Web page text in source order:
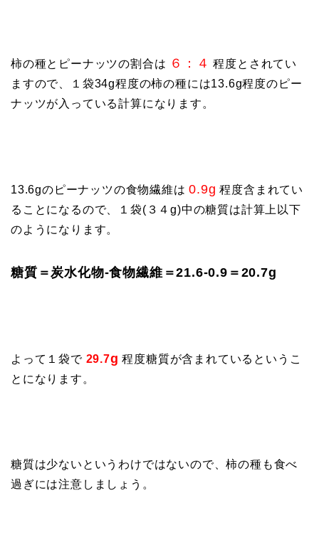
柿の種とピーナッツの割合は ６：４ 程度とされてい
ますので、１袋34g程度の柿の種には13.6g程度のピー
ナッツが入っている計算になります。
13.6gのピーナッツの食物繊維は 0.9g 程度含まれてい
ることになるので、１袋(３４g)中の糖質は計算上以下
のようになります。
糖質＝炭水化物-食物繊維＝21.6-0.9＝20.7g
よって１袋で 29.7g 程度糖質が含まれているというこ
とになります。
糖質は少ないというわけではないので、柿の種も食べ
過ぎには注意しましょう。